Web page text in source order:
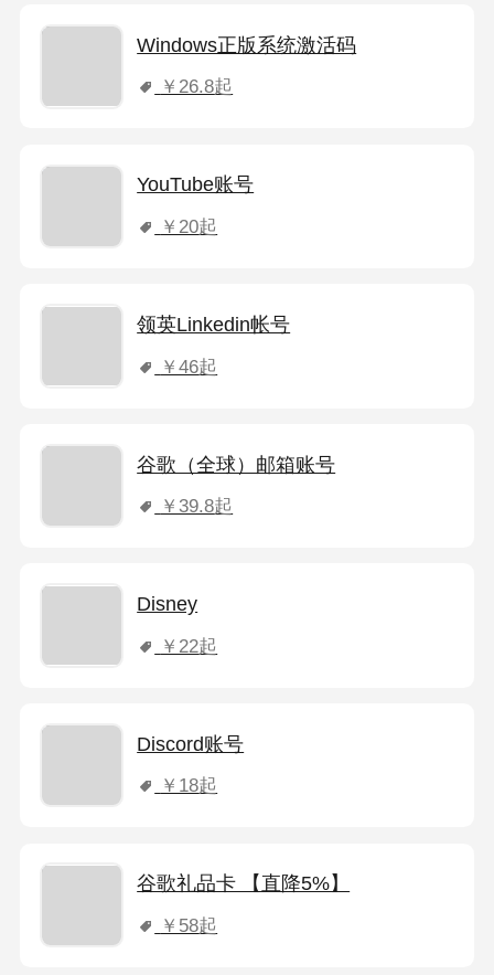
Windows正版系统激活码
￥26.8起
YouTube账号
￥20起
领英Linkedin帐号
￥46起
谷歌（全球）邮箱账号
￥39.8起
Disney
￥22起
Discord账号
￥18起
谷歌礼品卡 【直降5%】
￥58起